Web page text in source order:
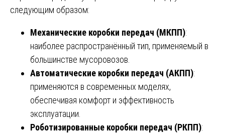
следующим образом:
Механические коробки передач (МКПП):
наиболее распространённый тип, применяемый в
большинстве мусоровозов.
Автоматические коробки передач (АКПП):
применяются в современных моделях,
обеспечивая комфорт и эффективность
эксплуатации.
Роботизированные коробки передач (РКПП):